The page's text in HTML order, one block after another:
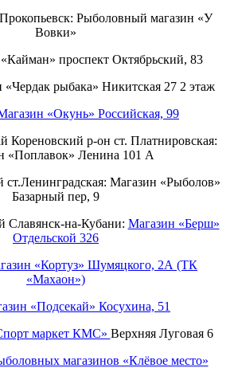
Рыболовный магазин «У
Вовки»
проспект Октябрьский, 83
рыбака» Никитская 27 2 этаж
«Окунь» Российская, 99
Кореновский р-он ст. Платнировская:
«Поплавок» Ленина 101 А
ст.Ленинградская: Магазин «Рыболов»
Базарный пер, 9
Славянск-на-Кубани: Магазин «Берш»
Отдельской 326
«Кортуз» Шумяцкого, 2А (ТК
«Махаон»)
«Подсекай» Косухина, 51
маркет КМС» Верхняя Луговая 6
магазинов «Клёвое место»